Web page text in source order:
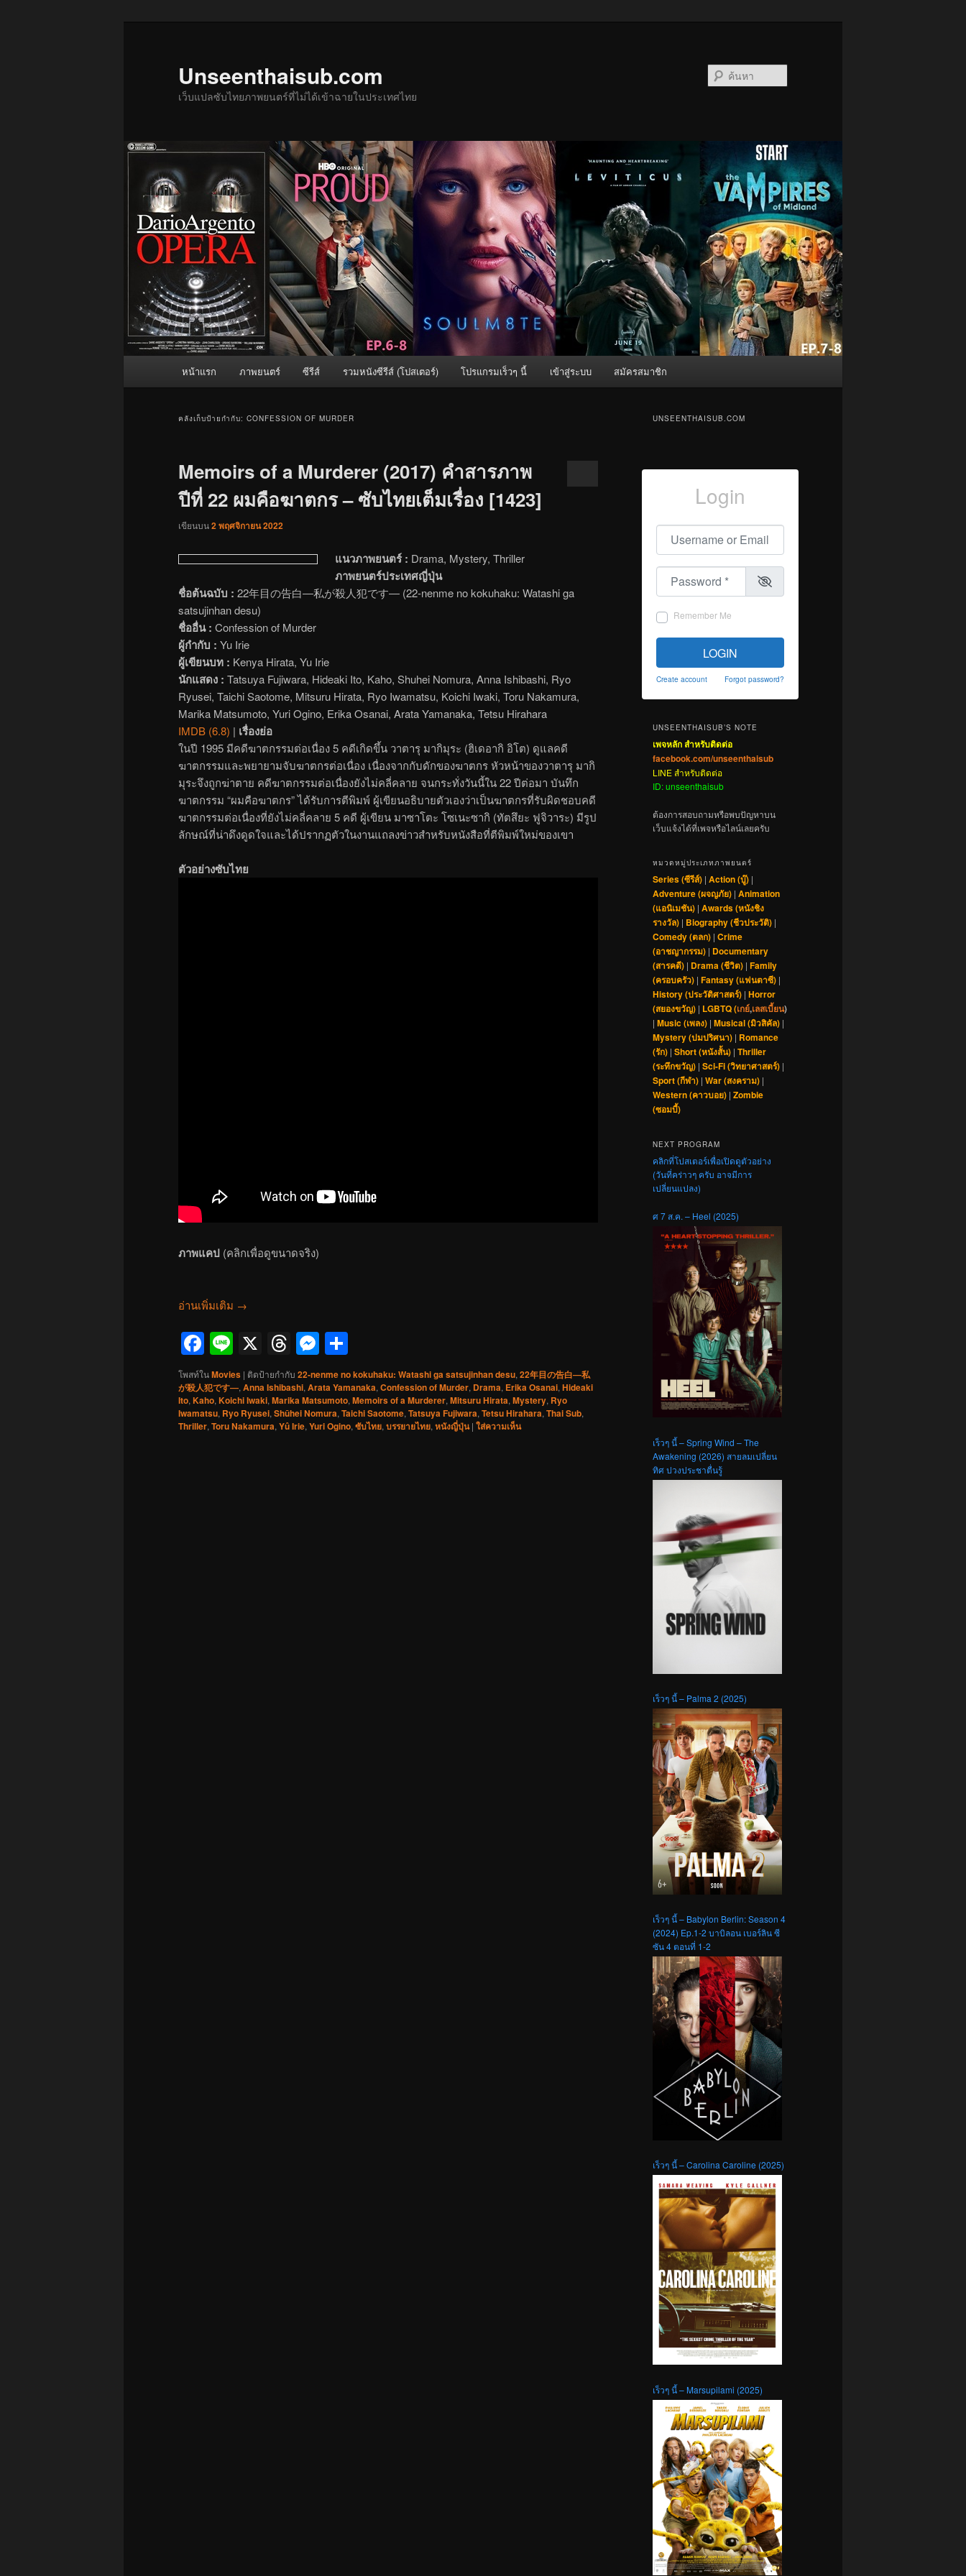
Unseenthaisub.com
เว็บแปลซับไทยภาพยนตร์ที่ไม่ได้เข้าฉายในประเทศไทย
หน้าแรก ภาพยนตร์ ซีรีส์ รวมหนังซีรีส์ (โปสเตอร์) โปรแกรมเร็วๆ นี้ เข้าสู่ระบบ สมัครสมาชิก
คลังเก็บป้ายกำกับ: CONFESSION OF MURDER
Memoirs of a Murderer (2017) คำสารภาพ
ปีที่ 22 ผมคือฆาตกร – ซับไทยเต็มเรื่อง [1423]
เขียนบน2 พฤศจิกายน 2022
แนวภาพยนตร์ : Drama, Mystery, Thriller
ภาพยนตร์ประเทศญี่ปุ่น
ชื่อต้นฉบับ : 22年目の告白―私が殺人犯です― (22-nenme no kokuhaku: Watashi ga
satsujinhan desu)
ชื่ออื่น : Confession of Murder
ผู้กำกับ : Yu Irie
ผู้เขียนบท : Kenya Hirata, Yu Irie
นักแสดง : Tatsuya Fujiwara, Hideaki Ito, Kaho, Shuhei Nomura, Anna Ishibashi, Ryo
Ryusei, Taichi Saotome, Mitsuru Hirata, Ryo Iwamatsu, Koichi Iwaki, Toru Nakamura,
Marika Matsumoto, Yuri Ogino, Erika Osanai, Arata Yamanaka, Tetsu Hirahara
IMDB (6.8) | เรื่องย่อ
ในปี 1995 มีคดีฆาตกรรมต่อเนื่อง 5 คดีเกิดขึ้น วาตารุ มากิมุระ (ฮิเดอากิ อิโต) ดูแลคดี
ฆาตกรรมและพยายามจับฆาตกรต่อเนื่อง เนื่องจากกับดักของฆาตกร หัวหน้าของวาตารุ มากิ
มุระจึงถูกฆ่าตาย คดีฆาตกรรมต่อเนื่องยังไม่คลี่คลาย จนกระทั่งวันนี้ใน 22 ปีต่อมา บันทึก
ฆาตกรรม “ผมคือฆาตกร” ได้รับการตีพิมพ์ ผู้เขียนอธิบายตัวเองว่าเป็นฆาตกรที่รับผิดชอบคดี
ฆาตกรรมต่อเนื่องที่ยังไม่คลี่คลาย 5 คดี ผู้เขียน มาซาโตะ โซเนะซากิ (ทัตสึยะ ฟูจิวาระ) มีรูป
ลักษณ์ที่น่าดึงดูดใจและได้ปรากฏตัวในงานแถลงข่าวสำหรับหนังสือที่ตีพิมพ์ใหม่ของเขา
ตัวอย่างซับไทย
ภาพแคป (คลิกเพื่อดูขนาดจริง)
อ่านเพิ่มเติม →
Facebook
Line
X Threads
Messenger
โพสท์ในMovies | ติดป้ายกำกับ 22-nenme no kokuhaku: Watashi ga satsujinhan desu, 22年目の告白―私
が殺人犯です―, Anna Ishibashi, Arata Yamanaka, Confession of Murder, Drama, Erika Osanai, Hideaki
Ito, Kaho, Koichi Iwaki, Marika Matsumoto, Memoirs of a Murderer, Mitsuru Hirata, Mystery, Ryo
Iwamatsu, Ryo Ryusei, Shūhei Nomura, Taichi Saotome, Tatsuya Fujiwara, Tetsu Hirahara, Thai Sub,
Thriller, Toru Nakamura, Yû Irie, Yuri Ogino, ซับไทย, บรรยายไทย, หนังญี่ปุ่น | ใส่ความเห็น
UNSEENTHAISUB.COM
Login
Username or Email
Password
Remember Me
LOGIN
Create account Forgot password?
UNSEENTHAISUB’S NOTE
เพจหลัก สำหรับติดต่อ
facebook.com/unseenthaisub
LINE สำหรับติดต่อ
ID: unseenthaisub
ต้องการสอบถามหรือพบปัญหาบน
เว็บแจ้งได้ที่เพจหรือไลน์เลยครับ
หมวดหมู่ประเภทภาพยนตร์
Series (ซีรีส์) | Action (บู๊) |
Adventure (ผจญภัย) | Animation
(แอนิเมชัน) | Awards (หนังชิง
รางวัล) | Biography (ชีวประวัติ) |
Comedy (ตลก) | Crime
(อาชญากรรม) | Documentary
(สารคดี) | Drama (ชีวิต) | Family
(ครอบครัว) | Fantasy (แฟนตาซี) |
History (ประวัติศาสตร์) | Horror
(สยองขวัญ) | LGBTQ (เกย์,เลสเบี้ยน)
| Music (เพลง) | Musical (มิวสิคัล) |
Mystery (ปมปริศนา) | Romance
(รัก) | Short (หนังสั้น) | Thriller
(ระทึกขวัญ) | Sci-Fi (วิทยาศาสตร์) |
Sport (กีฬา) | War (สงคราม) |
Western (คาวบอย) | Zombie
(ซอมบี้)
NEXT PROGRAM
คลิกที่โปสเตอร์เพื่อเปิดดูตัวอย่าง
(วันที่คร่าวๆ ครับ อาจมีการ
เปลี่ยนแปลง)
ศ 7 ส.ค. – Heel (2025)
เร็วๆ นี้ – Spring Wind – The
Awakening (2026) สายลมเปลี่ยน
ทิศ ปวงประชาตื่นรู้
เร็วๆ นี้ – Palma 2 (2025)
เร็วๆ นี้ – Babylon Berlin: Season 4
(2024) Ep.1-2 บาบิลอน เบอร์ลิน ซี
ซัน 4 ตอนที่ 1-2
เร็วๆ นี้ – Carolina Caroline (2025)
เร็วๆ นี้ – Marsupilami (2025)